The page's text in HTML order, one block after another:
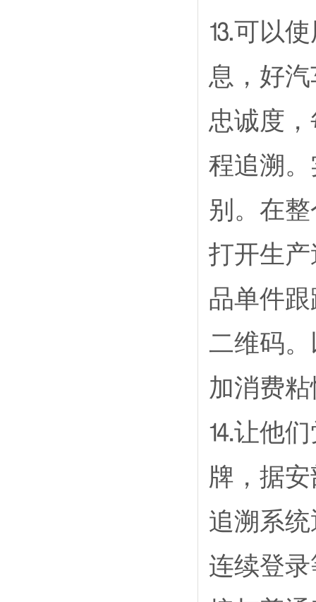
⒔可以使
息，好
忠诚度
程追溯
别。在
打开生
品单件
二维码
加消费
⒕让他们
牌，据
追溯系
连续登